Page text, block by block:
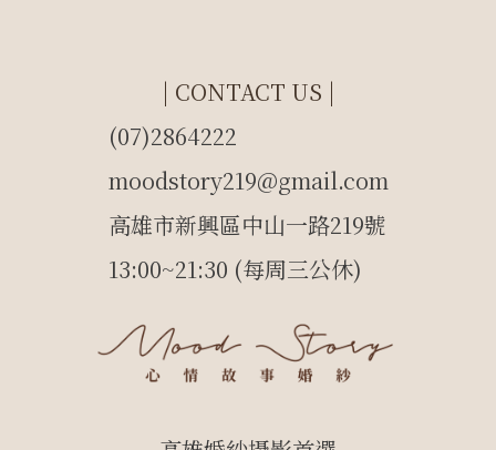
| CONTACT US |
(07)2864222
moodstory219@gmail.com
高雄市新興區中山一路219號
13:00~21:30 (每周三公休)